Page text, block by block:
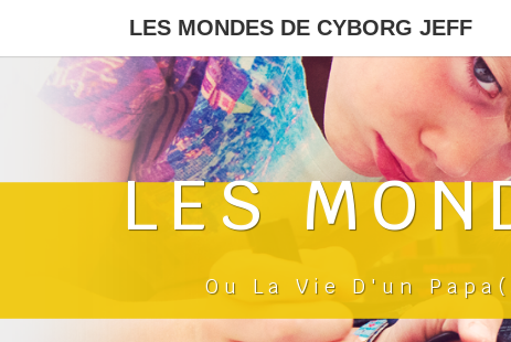
LES MONDES DE CYBORG JEFF
LES
Ou La Vie D'un